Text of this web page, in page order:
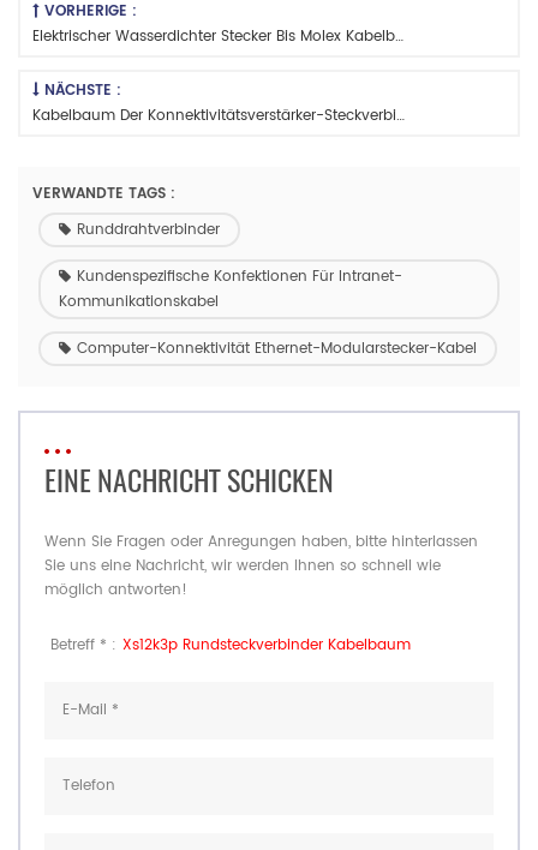
VORHERIGE :
Elektrischer Wasserdichter Stecker Bis Molex Kabelbaum Des Steckers
NÄCHSTE :
Kabelbaum Der Konnektivitätsverstärker-Steckverbinder
VERWANDTE TAGS :
Runddrahtverbinder
Kundenspezifische Konfektionen Für Intranet-
Kommunikationskabel
Computer-Konnektivität Ethernet-Modularstecker-Kabel
EINE NACHRICHT SCHICKEN
Wenn Sie Fragen oder Anregungen haben, bitte hinterlassen
Sie uns eine Nachricht, wir werden Ihnen so schnell wie
möglich antworten!
Betreff * : Xs12k3p Rundsteckverbinder Kabelbaum